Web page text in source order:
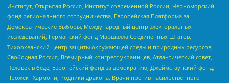
Институт, Открытая Россия, Институт современной России, Черноморский
фонд регионального сотрудничества, Европейская Платформа за
Демократические Выборы, Международный центр электоральных
исследований, Германский фонд Маршалла Соединенных Штатов,
Тихоокеанский центр защиты окружающей среды и природных ресурсов,
Свободная Россия, Всемирный конгресс украинцев, Атлантический совет,
Человек в беде, Европейский фонд за демократию, Джеймстаунский фонд,
Прожект Хармони, Родники дракона, Врачи против насильственного